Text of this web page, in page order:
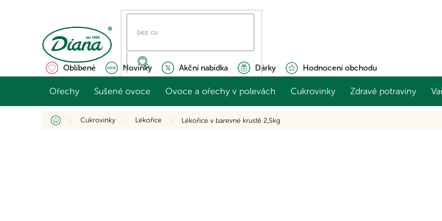
Oblíbené Novinky Akční nabídka Dárky Hodnocení obchodu
Ořechy Sušené ovoce Ovoce a ořechy v polevách Cukrovinky Zdravé potraviny
Domů Cukrovinky Lékořice Lékořice v barevné krustě 2,5kg